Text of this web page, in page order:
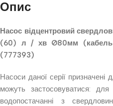
Опис
Насос відцентровий
(60) л / хв Ø80мм (кабель
(777393)
Насоси даної серії призначені
можуть застосовуватися:
водопостачанні з